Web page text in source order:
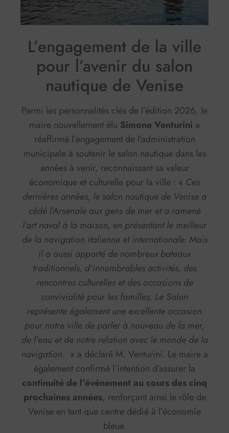
L’engagement de la ville
pour l’avenir du salon
nautique de Venise
Parmi les personnalités clés de l’édition 2026, le
maire nouvellement élu Simone Venturini a
réaffirmé l’engagement de l’administration
municipale à soutenir le salon nautique dans les
années à venir, reconnaissant sa valeur
économique et culturelle pour la ville : « Ces
dernières années, le salon nautique de Venise a
cédé l’Arsenale aux gens de mer et a ramené
l’art naval à la maison, en présentant le meilleur
de la navigation italienne et internationale. Mais
il a aussi apporté de nombreux bateaux
traditionnels, d’innombrables activités, des
rencontres culturelles et des occasions de
convivialité pour les familles. Le Salon
représente également une excellente occasion
pour notre ville de parler à nouveau de la mer,
de l’eau et de notre relation avec le monde de la
navigation. » a déclaré M. Venturini. Le maire a
également confirmé l’intention d’assurer la
continuité de l’événement au cours des cinq
prochaines années, renforçant ainsi le rôle de
Venise en tant que centre dédié à l’économie
bleue.